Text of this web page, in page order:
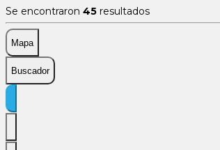
Se encontraron 45 resultados
Mapa
Buscador